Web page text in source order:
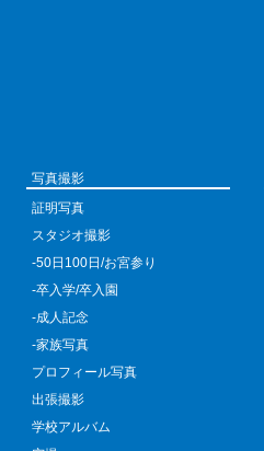
写真撮影
証明写真
スタジオ撮影
-50日100日/お宮参り
-卒入学/卒入園
-成人記念
-家族写真
プロフィール写真
出張撮影
学校アルバム